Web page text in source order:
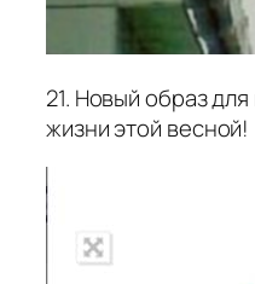
21. Новый образ
жизни этой весной!